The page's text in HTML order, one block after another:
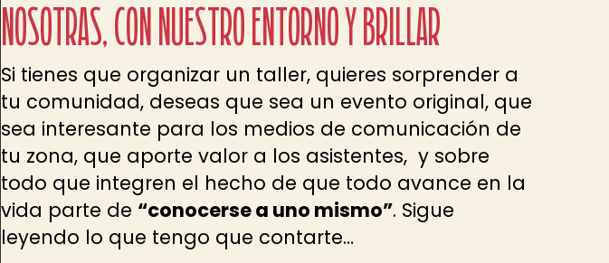
NOSOTRAS, CON NUESTRO ENTORNO Y BRILLAR
Si tienes que organizar un taller, quieres sorprender a
tu comunidad, deseas que sea un evento original, que
sea interesante para los medios de comunicación de
tu zona, que aporte valor a los asistentes, y sobre
todo que integren el hecho de que todo avance en la
vida parte de “conocerse a uno mismo”. Sigue
leyendo lo que tengo que contarte…